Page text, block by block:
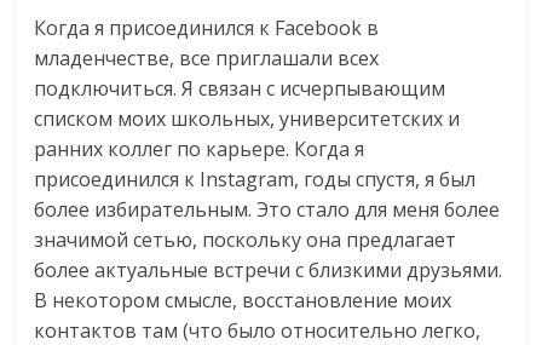
Когда я присоединился к Facebook в
младенчестве, все приглашали всех
подключиться. Я связан с исчерпывающим
списком моих школьных, университетских и
ранних коллег по карьере. Когда я
присоединился к Instagram, годы спустя, я был
более избирательным. Это стало для меня более
значимой сетью, поскольку она предлагает
более актуальные встречи с близкими друзьями.
В некотором смысле, восстановление моих
контактов там (что было относительно легко,